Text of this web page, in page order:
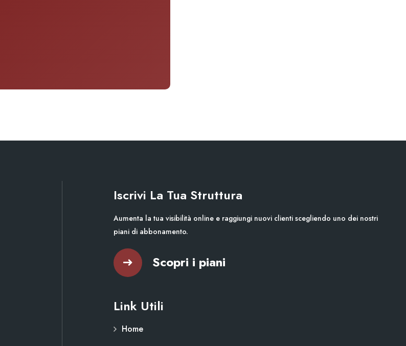
Iscrivi La Tua Struttura
Aumenta la tua visibilità online e raggiungi nuovi clienti scegliendo uno dei nostri
piani di abbonamento.
Scopri i piani
Link Utili
Home